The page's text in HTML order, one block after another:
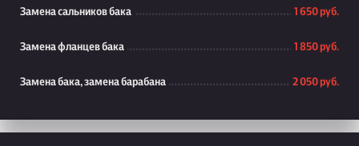
Замена сальников бака 1 650 руб.
Замена фланцев бака 1 850 руб.
Замена бака, замена барабана 2 050 руб.